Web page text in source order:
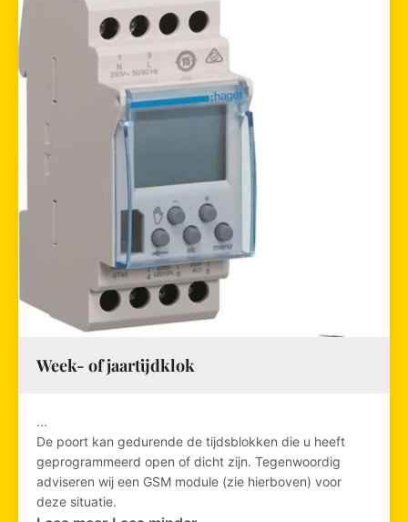
Week- of jaartijdklok
...
De poort kan gedurende de tijdsblokken die u heeft
geprogrammeerd open of dicht zijn. Tegenwoordig
adviseren wij een GSM module (zie hierboven) voor
deze situatie.